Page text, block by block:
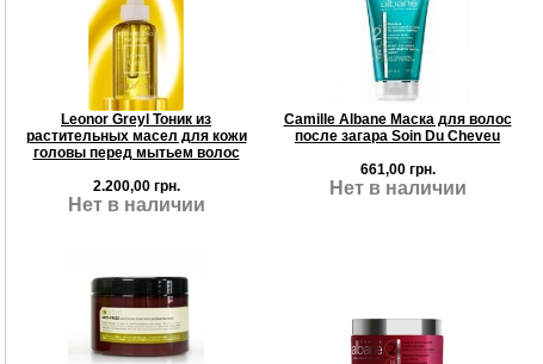
Leonor Greyl Тоник из
растительных масел для кожи
головы перед мытьем волос
2.200,00 грн.
Нет в наличии
Camille Albane Маска для волос
после загара Soin Du Cheveu
661,00 грн.
Нет в наличии